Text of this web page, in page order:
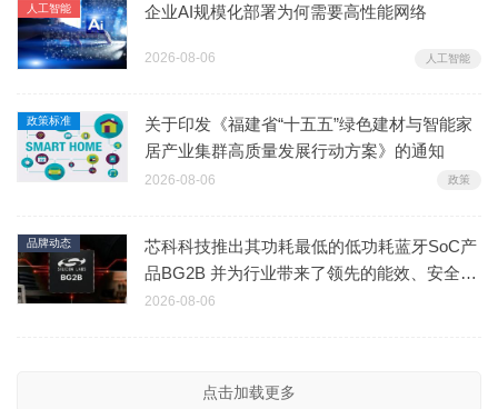
人工智能 企业AI规模化部署为何需要高性能网络
2026-08-06 人工智能
政策标准
关于印发《福建省“十五五”绿色建材与智能家
居产业集群高质量发展行动方案》的通知
2026-08-06 政策
品牌动态
芯科科技推出其功耗最低的低功耗蓝牙SoC产
品BG2B 并为行业带来了领先的能效、安全性
及集成度
2026-08-06
点击加载更多